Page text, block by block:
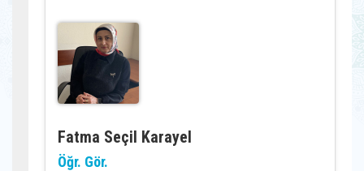
Fatma Seçil Karayel
Öğr. Gör.